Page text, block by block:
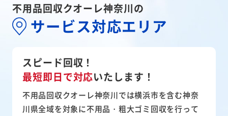
不用品回収クオーレ神奈川の
サービス対応エリア
スピード回収！
最短即日で対応いたします！
不用品回収クオーレ神奈川では横浜市を含む神奈
川県全域を対象に不用品・粗大ゴミ回収を行って